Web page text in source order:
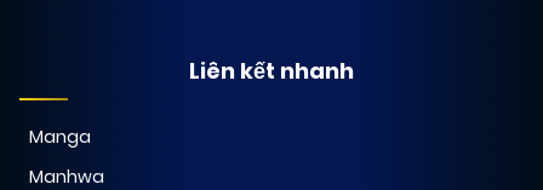
Liên kết nhanh
Manga
Manhwa